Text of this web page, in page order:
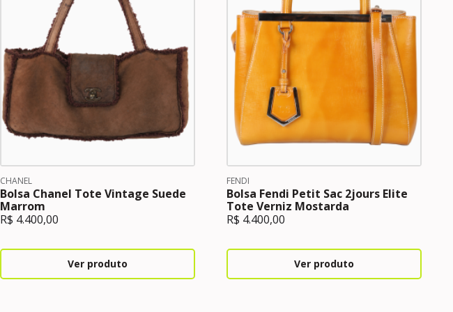
CHANEL
Bolsa Chanel Tote Vintage Suede
Marrom
R$ 4.400,00
Ver produto
FENDI
Bolsa Fendi Petit Sac 2jours Elite
Tote Verniz Mostarda
R$ 4.400,00
Ver produto